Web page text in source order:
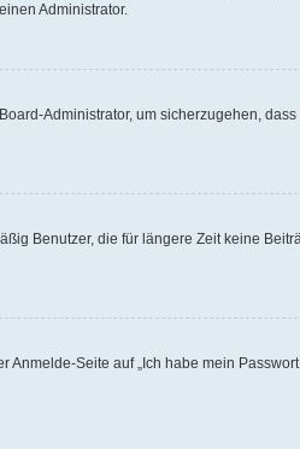
Administrator.
Administrator, um sicherzugehen, dass
Benutzer, die für längere Zeit keine
Anmelde-Seite auf „Ich habe mein Passwort